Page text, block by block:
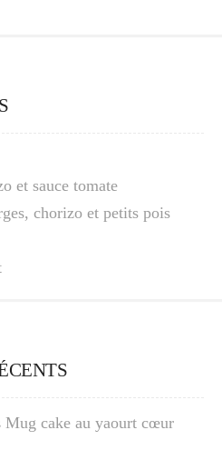
et sauce tomate
chorizo et petits pois
Mug cake au yaourt cœur